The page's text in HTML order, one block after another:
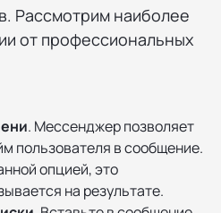
Рассмотрим наиболее
от профессиональных
. Мессенджер позволяет
пользователя в сообщение.
опцией, это
на результате.